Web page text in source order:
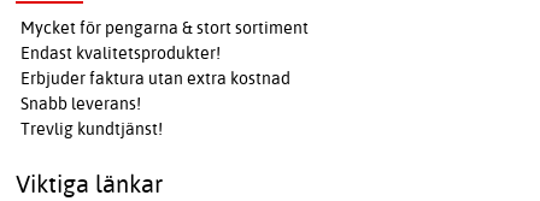
Mycket för pengarna & stort sortiment
Endast kvalitetsprodukter!
Erbjuder faktura utan extra kostnad
Snabb leverans!
Trevlig kundtjänst!
Viktiga länkar